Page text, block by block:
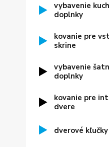
vybavenie
doplnky
kovanie pre
skrine
vybavenie
doplnky
kovanie pre
dvere
dverové